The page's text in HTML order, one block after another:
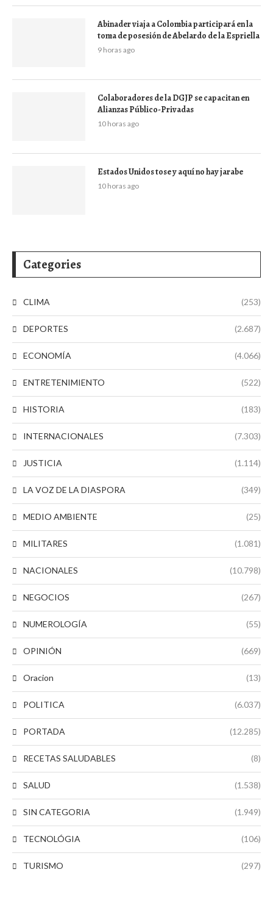
Abinader viaja a Colombia participará en la
toma de posesión de Abelardo de la Espriella
9 horas ago
Colaboradores de la DGJP se capacitan en
Alianzas Público-Privadas
10 horas ago
Estados Unidos tose y aquí no hay jarabe
10 horas ago
Categories
CLIMA (253)
DEPORTES (2.687)
ECONOMÍA (4.066)
ENTRETENIMIENTO (522)
HISTORIA (183)
INTERNACIONALES (7.303)
JUSTICIA (1.114)
LA VOZ DE LA DIASPORA (349)
MEDIO AMBIENTE (25)
MILITARES (1.081)
NACIONALES (10.798)
NEGOCIOS (267)
NUMEROLOGÍA (55)
OPINIÓN (669)
Oracion (13)
POLITICA (6.037)
PORTADA (12.285)
RECETAS SALUDABLES (8)
SALUD (1.538)
SIN CATEGORIA (1.949)
TECNOLÓGIA (106)
TURISMO (297)